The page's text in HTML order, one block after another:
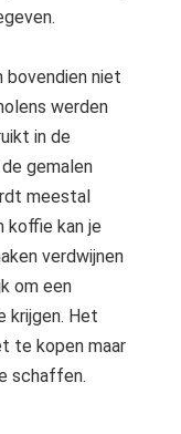
bovendien niet
werden
in de
gemalen
meestal
koffie kan je
verdwijnen
om een
krijgen. Het
te kopen maar
schaffen.